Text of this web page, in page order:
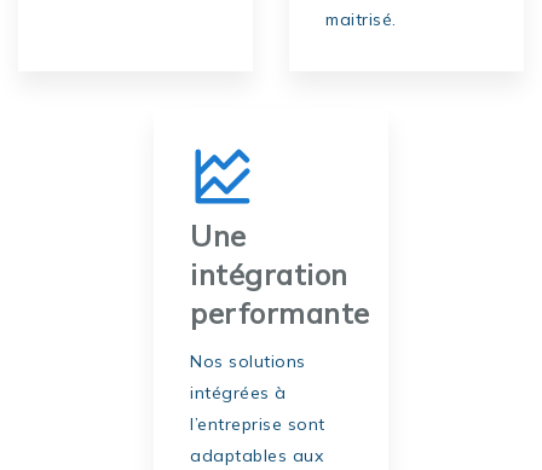
maitrisé.
Une
intégration
performante
Nos solutions
intégrées à
l’entreprise sont
adaptables aux